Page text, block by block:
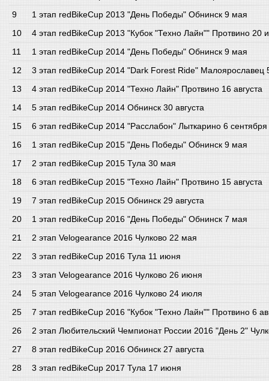
1 этап redBikeCup 2013 "День Победы" Обнинск 9 мая
4 этап redBikeCup 2013 "Кубок "Техно Лайн"" Протвино 20
1 этап redBikeCup 2014 "День Победы" Обнинск 9 мая
3 этап redBikeCup 2014 "Dark Forest Ride" Малоярославец
4 этап redBikeCup 2014 "Техно Лайн" Протвино 16 августа
5 этап redBikeCup 2014 Обнинск 30 августа
6 этап redBikeCup 2014 "Расслабон" Лыткарино 6 сентября
1 этап redBikeCup 2015 "День Победы" Обнинск 9 мая
2 этап redBikeCup 2015 Тула 30 мая
6 этап redBikeCup 2015 "Техно Лайн" Протвино 15 августа
7 этап redBikeCup 2015 Обнинск 29 августа
1 этап redBikeCup 2016 "День Победы" Обнинск 7 мая
2 этап Velogearance 2016 Чулково 22 мая
3 этап redBikeCup 2016 Тула 11 июня
3 этап Velogearance 2016 Чулково 26 июня
5 этап Velogearance 2016 Чулково 24 июля
7 этап redBikeCup 2016 "Кубок "Техно Лайн"" Протвино 6
2 этап Любительский Чемпионат России 2016 "День 2"
8 этап redBikeCup 2016 Обнинск 27 августа
3 этап redBikeCup 2017 Тула 17 июня